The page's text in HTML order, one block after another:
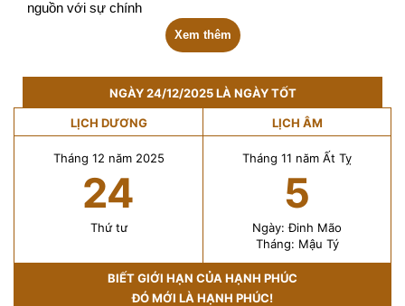
nguồn với sự chính
Xem thêm
NGÀY 24/12/2025 LÀ NGÀY TỐT
LỊCH DƯƠNG LỊCH ÂM
Tháng 12 năm 2025
24
Thứ tư
Tháng 11 năm Ất Tỵ
5
Ngày: Đinh Mão
Tháng: Mậu Tý
BIẾT GIỚI HẠN CỦA HẠNH PHÚC
ĐÓ MỚI LÀ HẠNH PHÚC!